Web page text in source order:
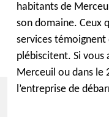
habitants de
son domaine. Ceux
services
plébiscitent. Si vous
Merceuil ou dans le
l’entreprise de